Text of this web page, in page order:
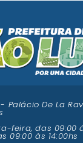
- Palácio De La
feira, das 09:00
09:00 às 14:00hs